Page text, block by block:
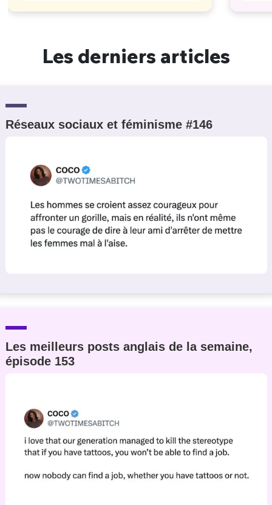
Les derniers articles
Réseaux sociaux et féminisme #146
Les meilleurs posts anglais de la semaine,
épisode 153